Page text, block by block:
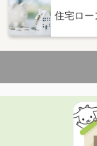
住宅ロー